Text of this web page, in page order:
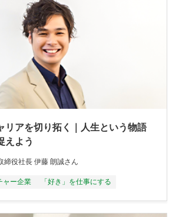
リアを切り拓く｜人生という物語
えよう
締役社長 伊藤 朗誠さん
ャー企業 「好き」を仕事にする